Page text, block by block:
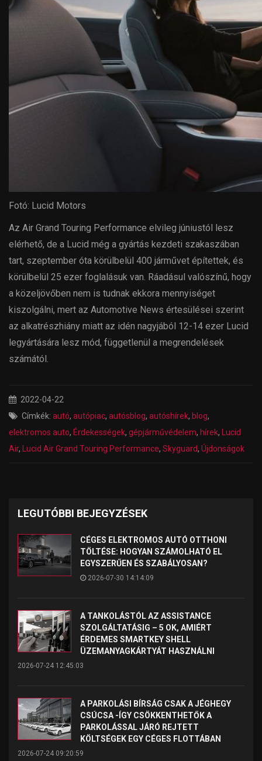
Fotó: Lucid Motors
Az Air Grand Touring Performance elvileg júniustól lesz
elérhető, de a Lucid még a gyártás kezdeti szakaszában
tart, szeptember óta körülbelül 400 járművet építettek, és
körülbelül 25 ezer foglalásuk van. Ráadásul valószínű, hogy
a közeljövőben nem is tudnak ekkora mennyiséget
kiszolgálni, mert az Automotive News értesülései szerint
az alkatrészhiány miatt az idén nagyjából 12-14 ezer Lucid
legyártására lesz mód, függetlenül a megrendelések
számától.
2022-04-22
Címkék: autó, autópiac, autósblog, autóshírek, blog,
elektromos auto, Érdekességek, gépjárművédelem, hírek,
Lucid
Air, Lucid Air Grand Touring Performance, Skyguard, Újdonságok
LEGUTÓBBI BEJEGYZÉSEK
CÉGES ELEKTROMOS AUTÓ OTTHONI
TÖLTÉSE: HOGYAN SZÁMOLHATÓ EL
EGYSZERŰEN ÉS SZABÁLYOSAN?
2026-07-30 14:14:09
A TANKOLÁSTÓL AZ ASSISTANCE
SZOLGÁLTATÁSIG – 5 OK, AMIÉRT
ÉRDEMES SMARTKEY SHELL
ÜZEMANYAGKÁRTYÁT HASZNÁLNI
2026-07-24 12:45:03
A PARKOLÁSI BÍRSÁG CSAK A JÉGHEGY
CSÚCSA -ÍGY CSÖKKENTHETŐK A
PARKOLÁSSAL JÁRÓ REJTETT
KÖLTSÉGEK EGY CÉGES FLOTTÁBAN
2026-07-24 09:20:59